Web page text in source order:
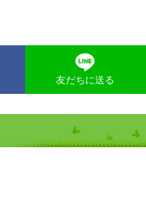
友だちに送る